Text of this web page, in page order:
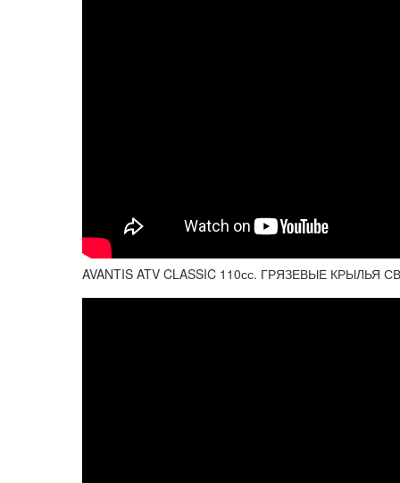
AVANTIS ATV CLASSIC 110сс. ГРЯЗЕВЫЕ КРЫЛЬЯ